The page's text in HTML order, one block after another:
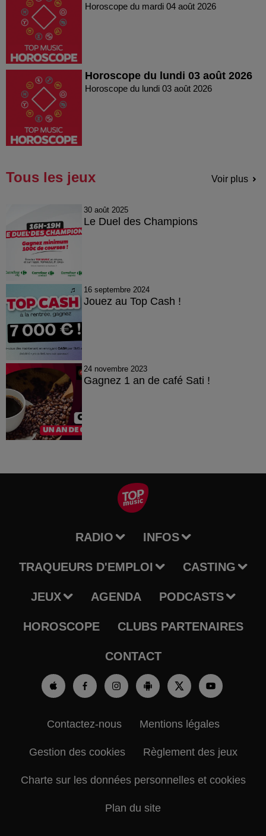
Horoscope du mardi 04 août 2026
Horoscope du lundi 03 août 2026
Horoscope du lundi 03 août 2026
Tous les jeux Voir plus
30 août 2025
Le Duel des Champions
16 septembre 2024
Jouez au Top Cash !
24 novembre 2023
Gagnez 1 an de café Sati !
RADIO INFOS
TRAQUEURS D'EMPLOI CASTING
JEUX AGENDA PODCASTS
HOROSCOPE CLUBS PARTENAIRES
CONTACT
Contactez-nous Mentions légales
Gestion des cookies Règlement des jeux
Charte sur les données personnelles et cookies
Plan du site